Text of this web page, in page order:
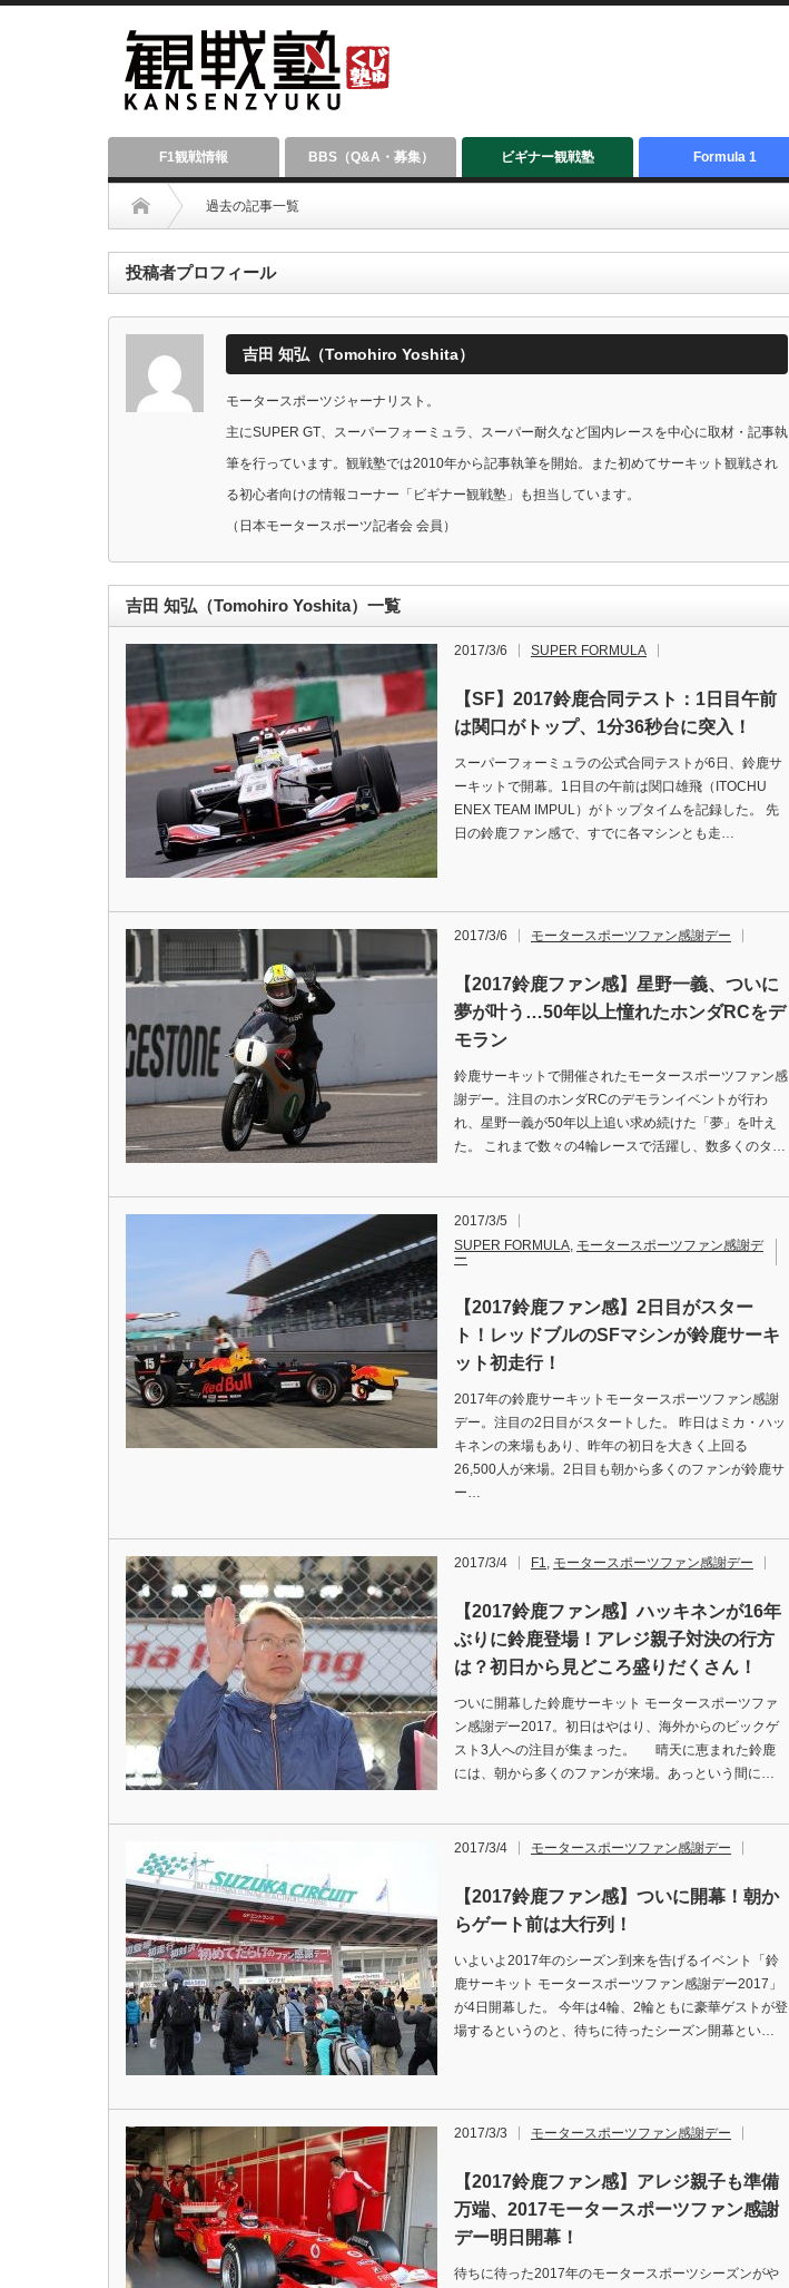
F1観戦情報 BBS（Q&A・募集） ビギナー観戦塾 Formula 1
過去の記事一覧
投稿者プロフィール
吉田 知弘（Tomohiro Yoshita）
モータースポーツジャーナリスト。
主にSUPER GT、スーパーフォーミュラ、スーパー耐久など国内レースを中心に取材・記事執
筆を行っています。観戦塾では2010年から記事執筆を開始。また初めてサーキット観戦され
る初心者向けの情報コーナー「ビギナー観戦塾」も担当しています。
（日本モータースポーツ記者会 会員）
吉田 知弘（Tomohiro Yoshita）一覧
2017/3/6 SUPER FORMULA
【SF】2017鈴鹿合同テスト：1日目午前
は関口がトップ、1分36秒台に突入！
スーパーフォーミュラの公式合同テストが6日、鈴鹿サ
ーキットで開幕。1日目の午前は関口雄飛（ITOCHU
ENEX TEAM IMPUL）がトップタイムを記録した。 先
日の鈴鹿ファン感で、すでに各マシンとも走…
2017/3/6 モータースポーツファン感謝デー
【2017鈴鹿ファン感】星野一義、ついに
夢が叶う…50年以上憧れたホンダRCをデ
モラン
鈴鹿サーキットで開催されたモータースポーツファン感
謝デー。注目のホンダRCのデモランイベントが行わ
れ、星野一義が50年以上追い求め続けた「夢」を叶え
た。 これまで数々の4輪レースで活躍し、数多くのタ…
2017/3/5
SUPER FORMULA, モータースポーツファン感謝デ
ー
【2017鈴鹿ファン感】2日目がスター
ト！レッドブルのSFマシンが鈴鹿サーキ
ット初走行！
2017年の鈴鹿サーキットモータースポーツファン感謝
デー。注目の2日目がスタートした。 昨日はミカ・ハッ
キネンの来場もあり、昨年の初日を大きく上回る
26,500人が来場。2日目も朝から多くのファンが鈴鹿サ
ー…
2017/3/4 F1, モータースポーツファン感謝デー
【2017鈴鹿ファン感】ハッキネンが16年
ぶりに鈴鹿登場！アレジ親子対決の行方
は？初日から見どころ盛りだくさん！
ついに開幕した鈴鹿サーキット モータースポーツファ
ン感謝デー2017。初日はやはり、海外からのビックゲ
スト3人への注目が集まった。 晴天に恵まれた鈴鹿
には、朝から多くのファンが来場。あっという間に…
2017/3/4 モータースポーツファン感謝デー
【2017鈴鹿ファン感】ついに開幕！朝か
らゲート前は大行列！
いよいよ2017年のシーズン到来を告げるイベント「鈴
鹿サーキット モータースポーツファン感謝デー2017」
が4日開幕した。 今年は4輪、2輪ともに豪華ゲストが登
場するというのと、待ちに待ったシーズン開幕とい…
2017/3/3 モータースポーツファン感謝デー
【2017鈴鹿ファン感】アレジ親子も準備
万端、2017モータースポーツファン感謝
デー明日開幕！
待ちに待った2017年のモータースポーツシーズンがや